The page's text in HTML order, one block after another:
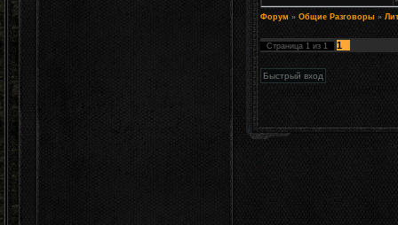
Форум » Общие Разговоры »
Страница 1 из 1 1